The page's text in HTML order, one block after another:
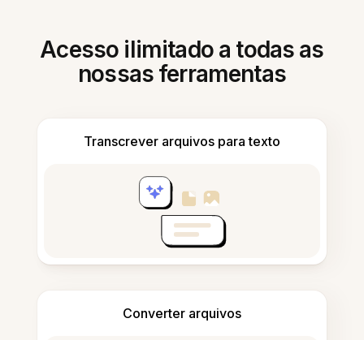
Acesso ilimitado a todas as
nossas ferramentas
Transcrever arquivos para texto
Converter arquivos